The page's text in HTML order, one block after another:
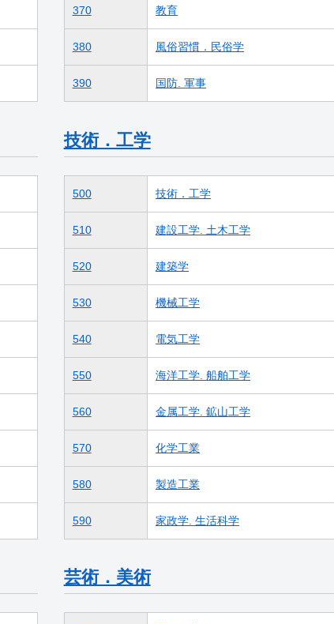
370 教育
380 風俗習慣．民俗学
390 国防. 軍事
技術．工学
500 技術．工学
510 建設工学. 土木工学
520 建築学
530 機械工学
540 電気工学
550 海洋工学. 船舶工学
560 金属工学. 鉱山工学
570 化学工業
580 製造工業
590 家政学. 生活科学
芸術．美術